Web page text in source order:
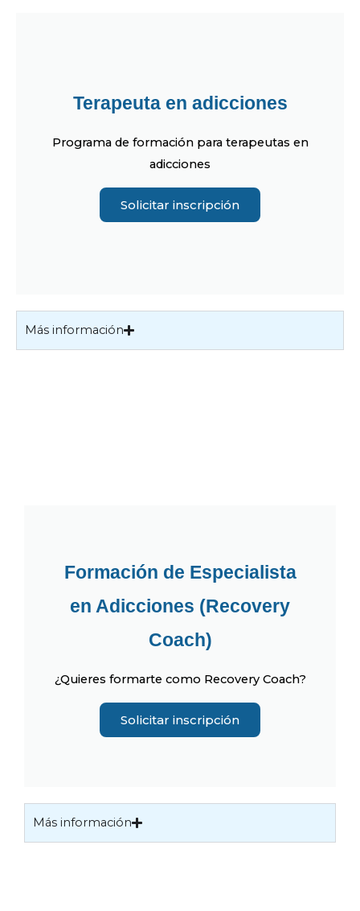
Terapeuta en adicciones
Programa de formación para terapeutas en
adicciones
Solicitar inscripción
Más información
Formación de Especialista
en Adicciones (Recovery
Coach)
¿Quieres formarte como Recovery Coach?
Solicitar inscripción
Más información